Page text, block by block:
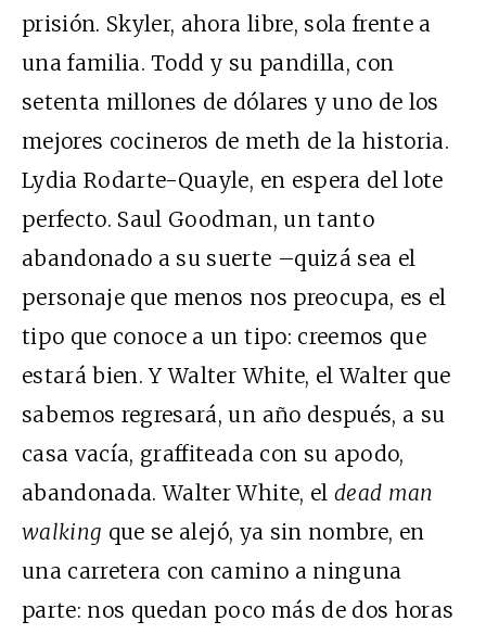
prisión. Skyler, ahora libre, sola frente a
una familia. Todd y su pandilla, con
setenta millones de dólares y uno de los
mejores cocineros de meth de la historia.
Lydia Rodarte-Quayle, en espera del lote
perfecto. Saul Goodman, un tanto
abandonado a su suerte –quizá sea el
personaje que menos nos preocupa, es el
tipo que conoce a un tipo: creemos que
estará bien. Y Walter White, el Walter que
sabemos regresará, un año después, a su
casa vacía, graffiteada con su apodo,
abandonada. Walter White, el dead man
walking que se alejó, ya sin nombre, en
una carretera con camino a ninguna
parte: nos quedan poco más de dos horas